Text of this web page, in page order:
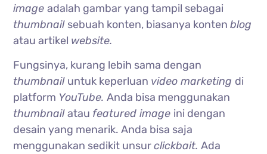
imageadalah gambar yang tampil sebagai
thumbnail sebuah konten, biasanya kontenblog
atau artikel website.
Fungsinya, kurang lebih sama dengan
thumbnail untuk keperluan video marketing di
platform YouTube.Anda bisa menggunakan
thumbnailatau featured image ini dengan
desain yang menarik. Anda bisa saja
menggunakan sedikit unsurclickbait.Ada